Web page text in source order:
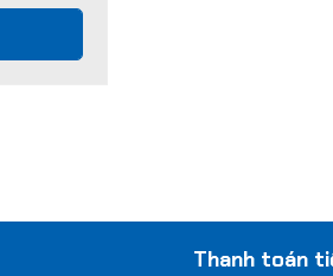
Thanh toán